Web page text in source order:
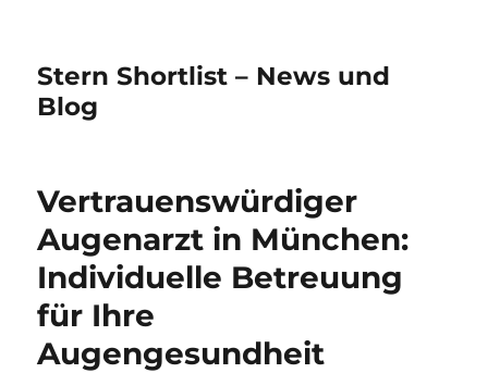
Stern Shortlist – News und
Blog
Vertrauenswürdiger
Augenarzt in München:
Individuelle Betreuung
für Ihre
Augengesundheit